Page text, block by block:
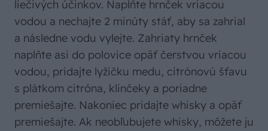
liečivých účinkov. Naplňte hrnček vriacou
vodou a nechajte 2 minúty stáť, aby sa zahrial
a následne vodu vylejte. Zahriaty hrnček
naplňte asi do polovice opäť čerstvou vriacou
vodou, pridajte lyžičku medu, citrónovú šťavu
s plátkom citróna, klinčeky a poriadne
premiešajte. Nakoniec pridajte whisky a opäť
premiešajte. Ak neobľubujete whisky, môžete ju